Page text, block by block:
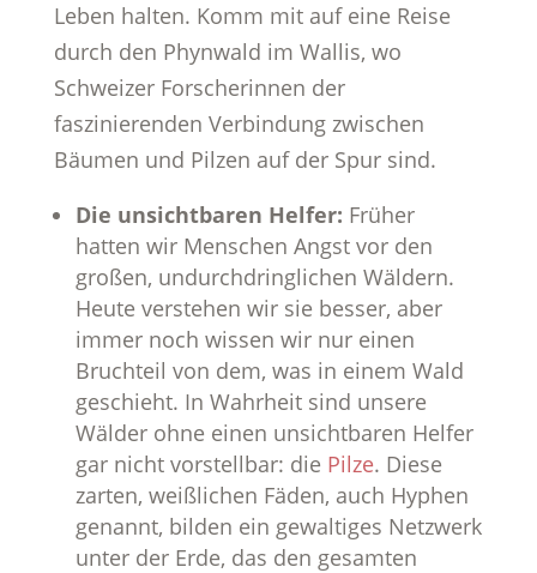
Leben halten. Komm mit auf eine Reise
durch den Phynwald im Wallis, wo
Schweizer Forscherinnen der
faszinierenden Verbindung zwischen
Bäumen und Pilzen auf der Spur sind.
Die unsichtbaren Helfer: Früher
hatten wir Menschen Angst vor den
großen, undurchdringlichen Wäldern.
Heute verstehen wir sie besser, aber
immer noch wissen wir nur einen
Bruchteil von dem, was in einem Wald
geschieht. In Wahrheit sind unsere
Wälder ohne einen unsichtbaren Helfer
gar nicht vorstellbar: die Pilze. Diese
zarten, weißlichen Fäden, auch Hyphen
genannt, bilden ein gewaltiges Netzwerk
unter der Erde, das den gesamten